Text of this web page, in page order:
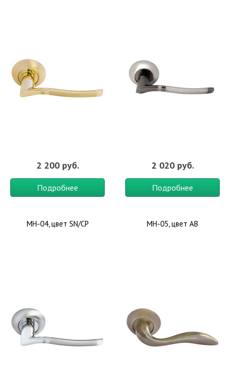
2 200 руб.
Подробнее
2 020 руб.
Подробнее
MH-04, цвет SN/CP MH-05, цвет AB